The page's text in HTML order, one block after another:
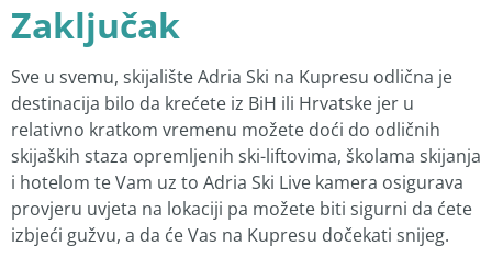
Zaključak
Sve u svemu, skijalište Adria Ski na Kupresu odlična je
destinacija bilo da krećete iz BiH ili Hrvatske jer u
relativno kratkom vremenu možete doći do odličnih
skijaških staza opremljenih ski-liftovima, školama skijanja
i hotelom te Vam uz to Adria Ski Live kamera osigurava
provjeru uvjeta na lokaciji pa možete biti sigurni da ćete
izbjeći gužvu, a da će Vas na Kupresu dočekati snijeg.